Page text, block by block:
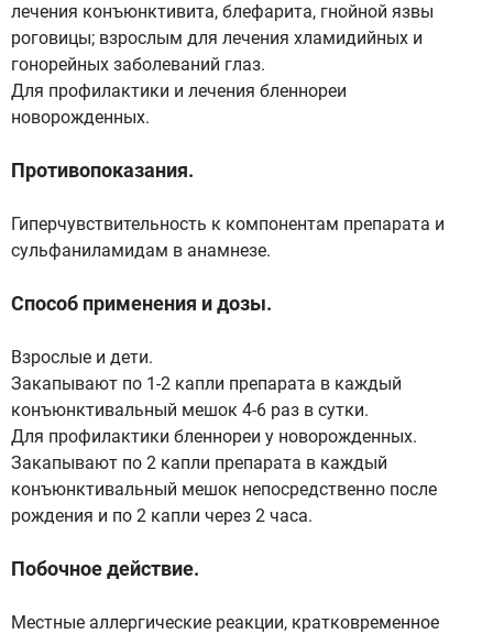
лечения конъюнктивита, блефарита, гнойной язвы
роговицы; взрослым для лечения хламидийных и
гонорейных заболеваний глаз.
Для профилактики и лечения бленнореи
новорожденных.
Противопоказания.
Гиперчувствительность к компонентам препарата и
сульфаниламидам в анамнезе.
Способ применения и дозы.
Взрослые и дети.
Закапывают по 1-2 капли препарата в каждый
конъюнктивальный мешок 4-6 раз в сутки.
Для профилактики бленнореи у новорожденных.
Закапывают по 2 капли препарата в каждый
конъюнктивальный мешок непосредственно после
рождения и по 2 капли через 2 часа.
Побочное действие.
Местные аллергические реакции, кратковременное